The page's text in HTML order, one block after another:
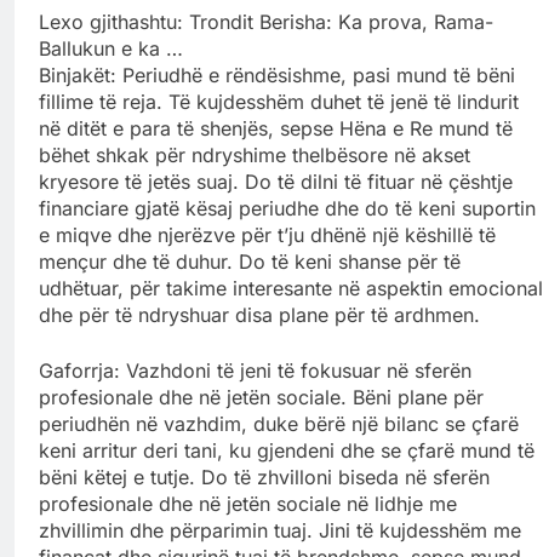
Lexo gjithashtu: Trondit Berisha: Ka prova, Rama-
Ballukun e ka …
Binjakët: Periudhë e rëndësishme, pasi mund të bëni
fillime të reja. Të kujdesshëm duhet të jenë të lindurit
në ditët e para të shenjës, sepse Hëna e Re mund të
bëhet shkak për ndryshime thelbësore në akset
kryesore të jetës suaj. Do të dilni të fituar në çështje
financiare gjatë kësaj periudhe dhe do të keni suportin
e miqve dhe njerëzve për t’ju dhënë një këshillë të
mençur dhe të duhur. Do të keni shanse për të
udhëtuar, për takime interesante në aspektin emocional
dhe për të ndryshuar disa plane për të ardhmen.
Gaforrja: Vazhdoni të jeni të fokusuar në sferën
profesionale dhe në jetën sociale. Bëni plane për
periudhën në vazhdim, duke bërë një bilanc se çfarë
keni arritur deri tani, ku gjendeni dhe se çfarë mund të
bëni këtej e tutje. Do të zhvilloni biseda në sferën
profesionale dhe në jetën sociale në lidhje me
zhvillimin dhe përparimin tuaj. Jini të kujdesshëm me